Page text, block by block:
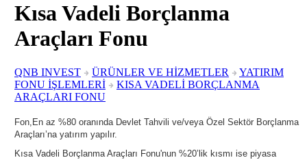
Kısa Vadeli Borçlanma
Araçları Fonu
QNB INVEST ÜRÜNLER VE HİZMETLER
YATIRIM
FONU İŞLEMLERİ
KISA VADELİ BORÇLANMA
ARAÇLARI FONU
Fon,En az %80 oranında Devlet Tahvili ve/veya Özel Sektör Borçlanma
Araçları’na yatırım yapılır.
Kısa Vadeli Borçlanma Araçları Fonu'nun %20’lik kısmı ise piyasa